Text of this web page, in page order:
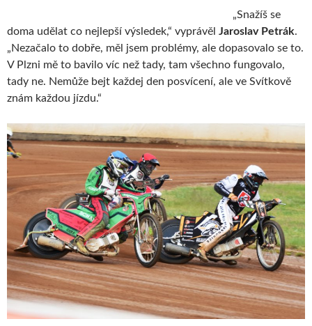
„Snažíš se
doma udělat co nejlepší výsledek,“ vyprávěl Jaroslav Petrák.
„Nezačalo to dobře, měl jsem problémy, ale dopasovalo se to.
V Plzni mě to bavilo víc než tady, tam všechno fungovalo,
tady ne. Nemůže bejt každej den posvícení, ale ve Svítkově
znám každou jízdu.“